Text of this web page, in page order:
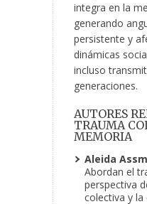
integra en la
generando
persistente y
dinámicas
incluso
generaciones.
AUTORES
TRAUMA
MEMORIA
Aleida
Abordan el
perspectiva
colectiva y